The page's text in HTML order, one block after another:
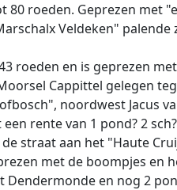
roeden. Geprezen met
Veldeken" palende
roeden en is geprezen
Cappittel gelegen
noordwest Jacus
rente van 1 pond? 2
straat aan het "Haute
met de boompjes
en nog 2